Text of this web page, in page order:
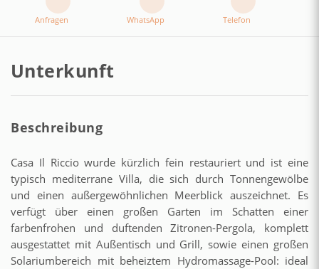
Anfragen WhatsApp Telefon
Unterkunft
Beschreibung
Casa Il Riccio wurde kürzlich fein restauriert und ist eine
typisch mediterrane Villa, die sich durch Tonnengewölbe
und einen außergewöhnlichen Meerblick auszeichnet. Es
verfügt über einen großen Garten im Schatten einer
farbenfrohen und duftenden Zitronen-Pergola, komplett
ausgestattet mit Außentisch und Grill, sowie einen großen
Solariumbereich mit beheiztem Hydromassage-Pool: ideal